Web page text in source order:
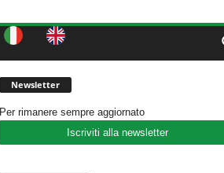
Newsletter
Per rimanere sempre aggiornato
Iscriviti alla newsletter